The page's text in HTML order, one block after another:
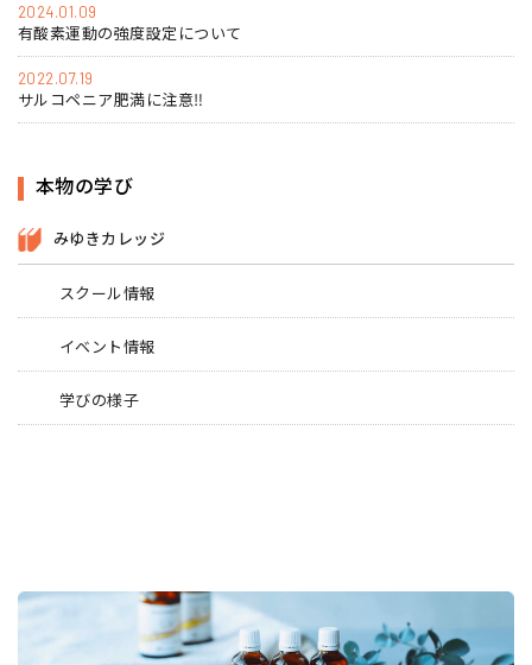
2024.01.09
有酸素運動の強度設定について
2022.07.19
サルコペニア肥満に注意‼
本物の学び
みゆきカレッジ
スクール情報
イベント情報
学びの様子